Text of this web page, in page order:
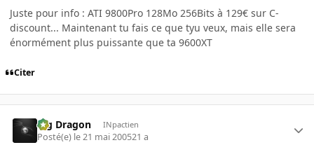
Juste pour info : ATI 9800Pro 128Mo 256Bits à 129€ sur C-
discount... Maintenant tu fais ce que tyu veux, mais elle sera
énormément plus puissante que ta 9600XT
Citer
Big Dragon INpactien
Posté(e) le 21 mai 200521 a